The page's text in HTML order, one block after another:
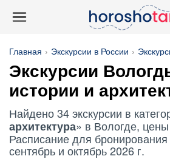
Главная Экскурсии в России
Экскурсии
истории и
Найдено 34 экскурсии в
архитектура» в Вологде,
Расписание для бронирования
сентябрь и октябрь 2026 г.